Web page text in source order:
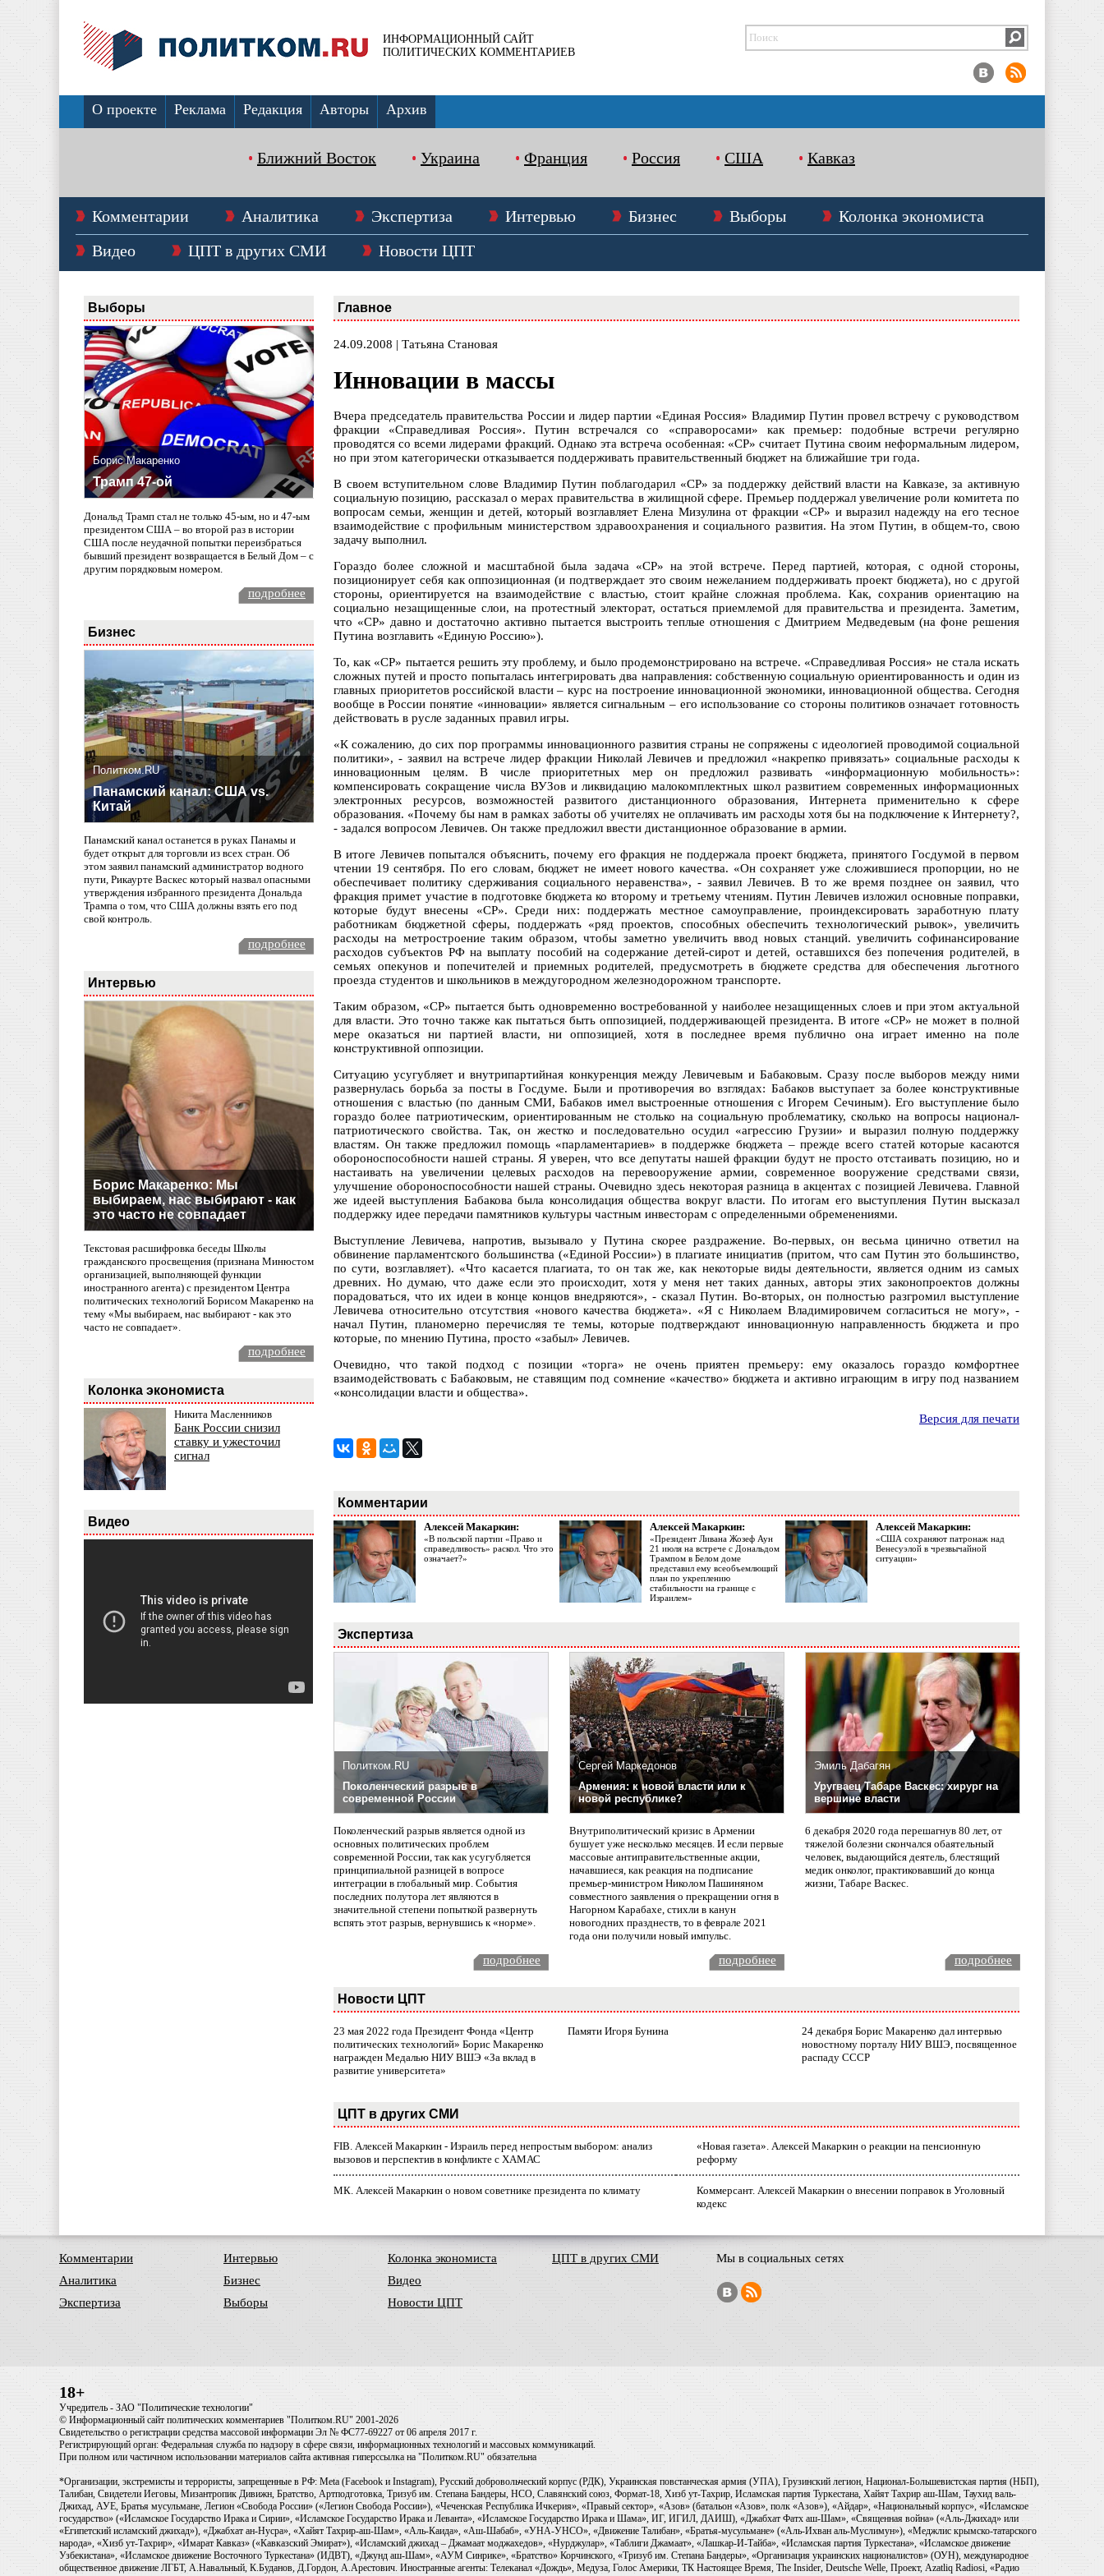
ИНФОРМАЦИОННЫЙ САЙТ
ПОЛИТИЧЕСКИХ КОММЕНТАРИЕВ
О проекте Реклама Редакция Авторы Архив
Ближний Восток Украина Франция Россия США Кавказ
Комментарии Аналитика Экспертиза Интервью Бизнес Выборы
Колонка экономиста
Видео
ЦПТ в других СМИ Новости ЦПТ
Выборы
Борис Макаренко
Трамп 47-ой
Дональд Трамп стал не только 45-ым, но и 47-ым
президентом США – во второй раз в истории
США после неудачной попытки переизбраться
бывший президент возвращается в Белый Дом – с
другим порядковым номером.
подробнее
Бизнес
Политком.RU
Панамский канал: США vs.
Китай
Панамский канал останется в руках Панамы и
будет открыт для торговли из всех стран. Об
этом заявил панамский администратор водного
пути, Рикаурте Васкес который назвал опасными
утверждения избранного президента Дональда
Трампа о том, что США должны взять его под
свой контроль.
подробнее
Интервью
Борис Макаренко: Мы
выбираем, нас выбирают - как
это часто не совпадает
Текстовая расшифровка беседы Школы
гражданского просвещения (признана Минюстом
организацией, выполняющей функции
иностранного агента) с президентом Центра
политических технологий Борисом Макаренко на
тему «Мы выбираем, нас выбирают - как это
часто не совпадает».
подробнее
Колонка экономиста
Никита Масленников
Банк России снизил
ставку и ужесточил
сигнал
Видео
Главное
24.09.2008 | Татьяна Становая
Инновации в массы
Вчера председатель правительства России и лидер партии «Единая Россия» Владимир Путин провел встречу с руководством
фракции «Справедливая Россия». Путин встречался со «справоросами» как премьер: подобные встречи регулярно
проводятся со всеми лидерами фракций. Однако эта встреча особенная: «СР» считает Путина своим неформальным лидером,
но при этом категорически отказывается поддерживать правительственный бюджет на ближайшие три года.
В своем вступительном слове Владимир Путин поблагодарил «СР» за поддержку действий власти на Кавказе, за активную
социальную позицию, рассказал о мерах правительства в жилищной сфере. Премьер поддержал увеличение роли комитета по
вопросам семьи, женщин и детей, который возглавляет Елена Мизулина от фракции «СР» и выразил надежду на его тесное
взаимодействие с профильным министерством здравоохранения и социального развития. На этом Путин, в общем-то, свою
задачу выполнил.
Гораздо более сложной и масштабной была задача «СР» на этой встрече. Перед партией, которая, с одной стороны,
позиционирует себя как оппозиционная (и подтверждает это своим нежеланием поддерживать проект бюджета), но с другой
стороны, ориентируется на взаимодействие с властью, стоит крайне сложная проблема. Как, сохранив ориентацию на
социально незащищенные слои, на протестный электорат, остаться приемлемой для правительства и президента. Заметим,
что «СР» давно и достаточно активно пытается выстроить теплые отношения с Дмитрием Медведевым (на фоне решения
Путина возглавить «Единую Россию»).
То, как «СР» пытается решить эту проблему, и было продемонстрировано на встрече. «Справедливая Россия» не стала искать
сложных путей и просто попыталась интегрировать два направления: собственную социальную ориентированность и один из
главных приоритетов российской власти – курс на построение инновационной экономики, инновационной общества. Сегодня
вообще в России понятие «инновации» является сигнальным – его использование со стороны политиков означает готовность
действовать в русле заданных правил игры.
«К сожалению, до сих пор программы инновационного развития страны не сопряжены с идеологией проводимой социальной
политики», - заявил на встрече лидер фракции Николай Левичев и предложил «накрепко привязать» социальные расходы к
инновационным целям. В числе приоритетных мер он предложил развивать «информационную мобильность»:
компенсировать сокращение числа ВУЗов и ликвидацию малокомплектных школ развитием современных информационных
электронных ресурсов, возможностей развитого дистанционного образования, Интернета применительно к сфере
образования. «Почему бы нам в рамках заботы об учителях не оплачивать им расходы хотя бы на подключение к Интернету?,
- задался вопросом Левичев. Он также предложил ввести дистанционное образование в армии.
В итоге Левичев попытался объяснить, почему его фракция не поддержала проект бюджета, принятого Госдумой в первом
чтении 19 сентября. По его словам, бюджет не имеет нового качества. «Он сохраняет уже сложившиеся пропорции, но не
обеспечивает политику сдерживания социального неравенства», - заявил Левичев. В то же время позднее он заявил, что
фракция примет участие в подготовке бюджета ко второму и третьему чтениям. Путин Левичев изложил основные поправки,
которые будут внесены «СР». Среди них: поддержать местное самоуправление, проиндексировать заработную плату
работникам бюджетной сферы, поддержать «ряд проектов, способных обеспечить технологический рывок», увеличить
расходы на метростроение таким образом, чтобы заметно увеличить ввод новых станций. увеличить софинансирование
расходов субъектов РФ на выплату пособий на содержание детей-сирот и детей, оставшихся без попечения родителей, в
семьях опекунов и попечителей и приемных родителей, предусмотреть в бюджете средства для обеспечения льготного
проезда студентов и школьников в междугородном железнодорожном транспорте.
Таким образом, «СР» пытается быть одновременно востребованной у наиболее незащищенных слоев и при этом актуальной
для власти. Это точно также как пытаться быть оппозицией, поддерживающей президента. В итоге «СР» не может в полной
мере оказаться ни партией власти, ни оппозицией, хотя в последнее время публично она играет именно на поле
конструктивной оппозиции.
Ситуацию усугубляет и внутрипартийная конкуренция между Левичевым и Бабаковым. Сразу после выборов между ними
развернулась борьба за посты в Госдуме. Были и противоречия во взглядах: Бабаков выступает за более конструктивные
отношения с властью (по данным СМИ, Бабаков имел выстроенные отношения с Игорем Сечиным). Его выступление было
гораздо более патриотическим, ориентированным не столько на социальную проблематику, сколько на вопросы национал-
патриотического свойства. Так, он жестко и последовательно осудил «агрессию Грузии» и выразил полную поддержку
властям. Он также предложил помощь «парламентариев» в поддержке бюджета – прежде всего статей которые касаются
обороноспособности нашей страны. Я уверен, что все депутаты нашей фракции будут не просто отстаивать позицию, но и
настаивать на увеличении целевых расходов на перевооружение армии, современное вооружение средствами связи,
улучшение обороноспособности нашей страны. Очевидно здесь некоторая разница в акцентах с позицией Левичева. Главной
же идеей выступления Бабакова была консолидация общества вокруг власти. По итогам его выступления Путин высказал
поддержку идее передачи памятников культуры частным инвесторам с определенными обременениями.
Выступление Левичева, напротив, вызывало у Путина скорее раздражение. Во-первых, он весьма цинично ответил на
обвинение парламентского большинства («Единой России») в плагиате инициатив (притом, что сам Путин это большинство,
по сути, возглавляет). «Что касается плагиата, то он так же, как некоторые виды деятельности, является одним из самых
древних. Но думаю, что даже если это происходит, хотя у меня нет таких данных, авторы этих законопроектов должны
порадоваться, что их идеи в конце концов внедряются», - сказал Путин. Во-вторых, он полностью разгромил выступление
Левичева относительно отсутствия «нового качества бюджета». «Я с Николаем Владимировичем согласиться не могу», -
начал Путин, планомерно перечисляя те темы, которые подтверждают инновационную направленность бюджета и про
которые, по мнению Путина, просто «забыл» Левичев.
Очевидно, что такой подход с позиции «торга» не очень приятен премьеру: ему оказалось гораздо комфортнее
взаимодействовать с Бабаковым, не ставящим под сомнение «качество» бюджета и активно играющим в игру под названием
«консолидации власти и общества».
Версия для печати
Комментарии
Алексей Макаркин:
«В польской партии «Право и
справедливость» раскол. Что это
означает?»
Алексей Макаркин:
«Президент Ливана Жозеф Аун
21 июля на встрече с Дональдом
Трампом в Белом доме
представил ему всеобъемлющий
план по укреплению
стабильности на границе с
Израилем»
Алексей Макаркин:
«США сохраняют патронаж над
Венесуэлой в чрезвычайной
ситуации»
Экспертиза
Политком.RU
Поколенческий разрыв в
современной России
Поколенческий разрыв является одной из
основных политических проблем
современной России, так как усугубляется
принципиальной разницей в вопросе
интеграции в глобальный мир. События
последних полутора лет являются в
значительной степени попыткой развернуть
вспять этот разрыв, вернувшись к «норме».
Сергей Маркедонов
Армения: к новой власти или к
новой республике?
Внутриполитический кризис в Армении
бушует уже несколько месяцев. И если первые
массовые антиправительственные акции,
начавшиеся, как реакция на подписание
премьер-министром Николом Пашиняном
совместного заявления о прекращении огня в
Нагорном Карабахе, стихли в канун
новогодних празднеств, то в феврале 2021
года они получили новый импульс.
Эмиль Дабагян
Уругваец Табаре Васкес: хирург на
вершине власти
6 декабря 2020 года перешагнув 80 лет, от
тяжелой болезни скончался обаятельный
человек, выдающийся деятель, блестящий
медик онколог, практиковавший до конца
жизни, Табаре Васкес.
подробнее подробнее подробнее
Новости ЦПТ
23 мая 2022 года Президент Фонда «Центр
политических технологий» Борис Макаренко
награжден Медалью НИУ ВШЭ «За вклад в
развитие университета»
Памяти Игоря Бунина
24 декабря Борис Макаренко дал интервью
новостному порталу НИУ ВШЭ, посвященное
распаду СССР
ЦПТ в других СМИ
FIB. Алексей Макаркин - Израиль перед непростым выбором: анализ
вызовов и перспектив в конфликте с ХАМАС
«Новая газета». Алексей Макаркин о реакции на пенсионную
реформу
МК. Алексей Макаркин о новом советнике президента по климату
Коммерсант. Алексей Макаркин о внесении поправок в Уголовный
кодекс
Комментарии
Аналитика
Экспертиза
Интервью
Бизнес
Выборы
Колонка экономиста
Видео
Новости ЦПТ
ЦПТ в других СМИ Мы в социальных сетях
18+
Учредитель - ЗАО "Политические технологии"
© Информационный сайт политических комментариев "Политком.RU" 2001-2026
Свидетельство о регистрации средства массовой информации Эл № ФС77-69227 от 06 апреля 2017 г.
Регистрирующий орган: Федеральная служба по надзору в сфере связи, информационных технологий и массовых коммуникаций.
При полном или частичном использовании материалов сайта активная гиперссылка на "Политком.RU" обязательна
*Организации, экстремисты и террористы, запрещенные в РФ: Meta (Facebook и Instagram), Русский добровольческий корпус (РДК), Украинская повстанческая армия (УПА), Грузинский легион, Национал-Большевистская партия (НБП),
Талибан, Свидетели Иеговы, Мизантропик Дивижн, Братство, Артподготовка, Тризуб им. Степана Бандеры, НСО, Славянский союз, Формат-18, Хизб ут-Тахрир, Исламская партия Туркестана, Хайят Тахрир аш-Шам, Таухид валь-
Джихад, АУЕ, Братья мусульмане, Легион «Свобода России» («Легион Свобода России»), «Чеченская Республика Ичкерия», «Правый сектор», «Азов» (батальон «Азов», полк «Азов»), «Айдар», «Национальный корпус», «Исламское
государство» («Исламское Государство Ирака и Сирии», «Исламское Государство Ирака и Леванта», «Исламское Государство Ирака и Шама», ИГ, ИГИЛ, ДАИШ), «Джабхат Фатх аш-Шам», «Священная война» («Аль-Джихад» или
«Египетский исламский джихад»), «Джабхат ан-Нусра», «Хайят Тахрир-аш-Шам», «Аль-Каида», «Аш-Шабаб», «УНА-УНСО», «Движение Талибан», «Братья-мусульмане» («Аль-Ихван аль-Муслимун»), «Меджлис крымско-татарского
народа», «Хизб ут-Тахрир», «Имарат Кавказ» («Кавказский Эмират»), «Исламский джихад – Джамаат моджахедов», «Нурджулар», «Таблиги Джамаат», «Лашкар-И-Тайба», «Исламская партия Туркестана», «Исламское движение
Узбекистана», «Исламское движение Восточного Туркестана» (ИДВТ), «Джунд аш-Шам», «АУМ Синрике», «Братство» Корчинского, «Тризуб им. Степана Бандеры», «Организация украинских националистов» (ОУН), международное
общественное движение ЛГБТ, А.Навальный, К.Буданов, Д.Гордон, А.Арестович. Иностранные агенты: Телеканал «Дождь», Медуза, Голос Америки, ТК Настоящее Время, The Insider, Deutsche Welle, Проект, Azatliq Radiosi, «Радио